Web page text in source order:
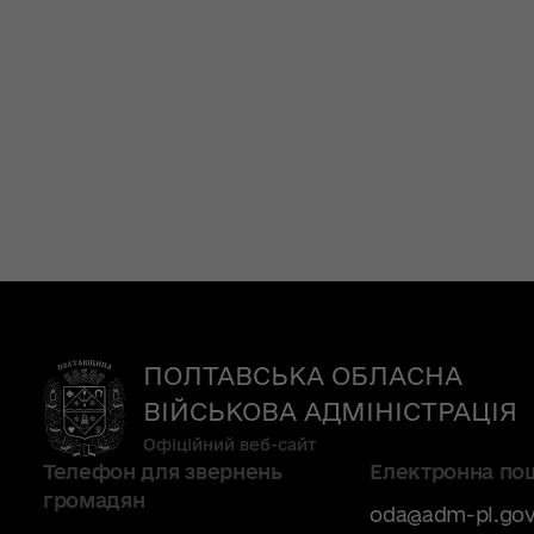
ПОЛТАВСЬКА ОБЛАСНА
ВІЙСЬКОВА АДМІНІСТРАЦІЯ
Офіційний веб-сайт
Телефон для звернень
громадян
Електронна
oda@adm-